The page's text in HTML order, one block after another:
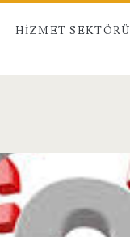
HIZMET SEKTÖRÜ